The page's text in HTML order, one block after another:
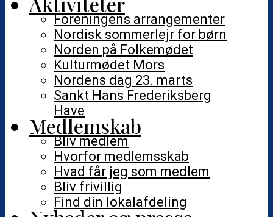
Foreningens arrangementer
Nordisk sommerlejr for børn
Norden på Folkemødet
Kulturmødet Mors
Nordens dag 23. marts
Sankt Hans Frederiksberg
Have
Medlemskab
Bliv medlem
Hvorfor medlemsskab
Hvad får jeg som medlem
Bliv frivillig
Find din lokalafdeling